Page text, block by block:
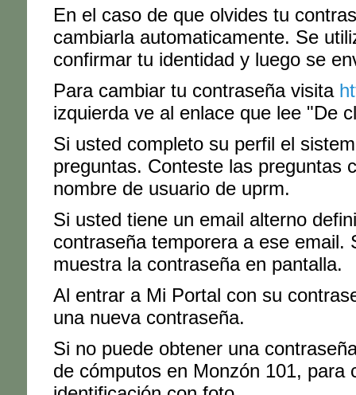
En el caso de que olvides tu
cambiarla automaticamente. Se
confirmar tu identidad y luego se
Para cambiar tu contraseña visita
izquierda ve al enlace que lee "De
Si usted completo su perfil el
preguntas. Conteste las preguntas
nombre de usuario de uprm.
Si usted tiene un email alterno
contraseña temporera a ese email.
muestra la contraseña en pantalla.
Al entrar a Mi Portal con su
una nueva contraseña.
Si no puede obtener una
de cómputos en Monzón 101,